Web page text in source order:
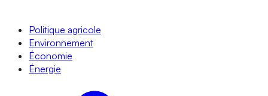
Politique agricole
Environnement
Économie
Énergie